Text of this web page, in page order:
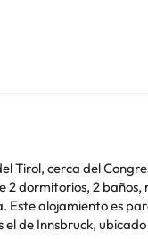
Tirol, cerca del
En la zona se puede practicar
más cercano es el de